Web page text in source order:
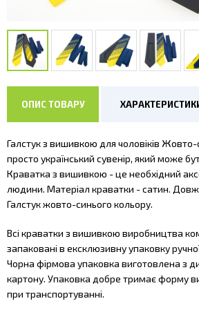
ОПИС ТОВАРУ
Галстук з вишивкою для чоловіків Жовто-
просто український сувенір, який може
Краватка з вишивкою - це необхідний
людини. Матеріал краватки - сатин.
Галстук жовто-синього кольору.
Всі краватки з вишивкою виробництва
запаковані в ексклюзивну упаковку
Чорна фірмова упаковка виготовлена з
картону. Упаковка добре тримає форму
при транспортуванні.